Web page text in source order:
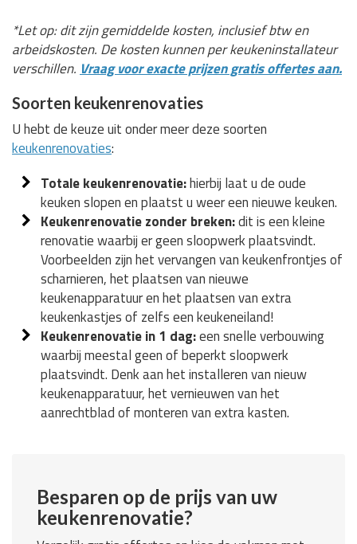
*Let op: dit zijn gemiddelde kosten, inclusief btw en
arbeidskosten. De kosten kunnen per keukeninstallateur
verschillen. Vraag voor exacte prijzen gratis offertes aan.
Soorten keukenrenovaties
U hebt de keuze uit onder meer deze soorten
keukenrenovaties:
Totale keukenrenovatie:hierbij laat u de oude
keuken slopen en plaatst u weer een nieuwe keuken.
Keukenrenovatie zonder breken:dit is een kleine
renovatie waarbij er geen sloopwerk plaatsvindt.
Voorbeelden zijn het vervangen van keukenfrontjes of
scharnieren, het plaatsen van nieuwe
keukenapparatuur en het plaatsen van extra
keukenkastjes of zelfs een keukeneiland!
Keukenrenovatie in 1 dag:een snelle verbouwing
waarbij meestal geen of beperkt sloopwerk
plaatsvindt. Denk aan het installeren van nieuw
keukenapparatuur, het vernieuwen van het
aanrechtblad of monteren van extra kasten.
Besparen op de prijs van uw
keukenrenovatie?